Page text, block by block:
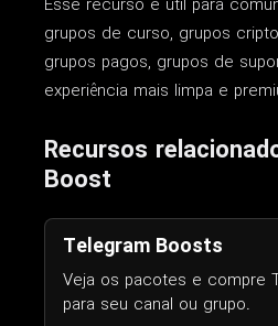
Esse recurso é útil para
grupos de curso, grupos
grupos pagos, grupos de
experiência mais limpa e
Recursos
Boost
Telegram Boosts
Veja os pacotes e compre
para seu canal ou grupo.